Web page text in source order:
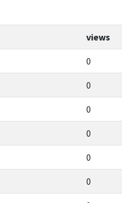
views
0
0
0
0
0
0